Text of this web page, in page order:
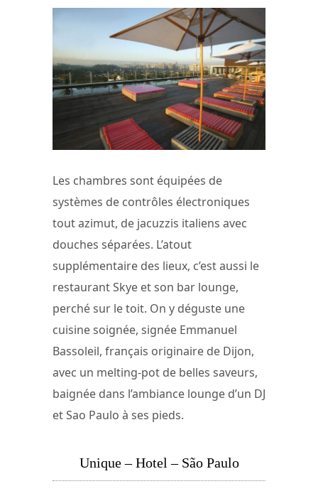
Les chambres sont équipées de
systèmes de contrôles électroniques
tout azimut, de jacuzzis italiens avec
douches séparées. L’atout
supplémentaire des lieux, c’est aussi le
restaurant Skye et son bar lounge,
perché sur le toit. On y déguste une
cuisine soignée, signée Emmanuel
Bassoleil, français originaire de Dijon,
avec un melting-pot de belles saveurs,
baignée dans l’ambiance lounge d’un DJ
et Sao Paulo à ses pieds.
Unique – Hotel – São Paulo